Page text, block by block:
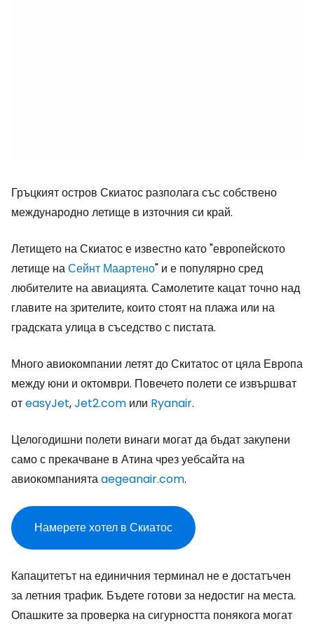
Гръцкият остров Скиатос разполага със собствено
международно летище в източния си край.
Летището на Скиатос е известно като "европейското
летище наСейнт Маартено" и е популярно сред
любителите на авиацията. Самолетите кацат точно над
главите на зрителите, които стоят на плажа или на
градската улица в съседство с пистата.
Много авиокомпании летят до Скитатос от цяла Европа
между юни и октомври. Повечето полети се извършват
отeasyJet,Jet2.com или Ryanair.
Целогодишни полети винаги могат да бъдат закупени
само с прекачване в Атина чрез уебсайта на
авиокомпаниятаaegeanair.com.
Намерете хотел в Скиатос
Капацитетът на единичния терминал не е достатъчен
за летния трафик. Бъдете готови за недостиг на места.
Опашките за проверка на сигурността понякога могат